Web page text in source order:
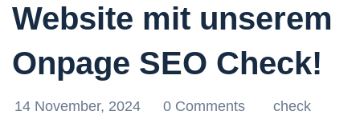
Website mit unserem
Onpage SEO Check!
14 November, 2024 0 Comments
check